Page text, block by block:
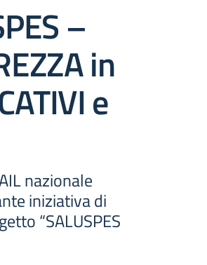
–
in
e
nazionale
iniziativa di
“SALUSPES